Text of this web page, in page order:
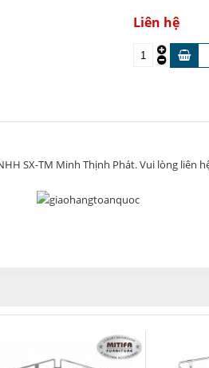
Liên hệ
SX-TM Minh Thịnh Phát. Vui lòng liên